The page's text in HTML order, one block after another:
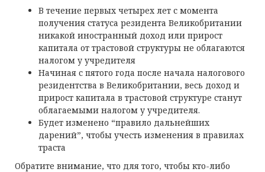
В течение первых четырех лет с момента
получения статуса резидента Великобритании
никакой иностранный доход или прирост
капитала от трастовой структуры не облагаются
налогом у учредителя
Начиная с пятого года после начала налогового
резидентства в Великобритании, весь доход и
прирост капитала в трастовой структуре станут
облагаемыми налогом у учредителя.
Будет изменено “правило дальнейших
дарений”, чтобы учесть изменения в правилах
траста
Обратите внимание, что для того, чтобы кто-либо